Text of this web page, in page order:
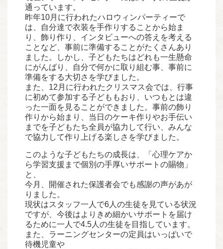
通っています。
昨年10月に行われたハロウィンパーティーで
は、自分達で衣装を手作りすることから始ま
り、飾り作り、インタビューへの答えを考える
ことなど、事前に準備することがたくさんあり
ました。しかし、子どもたちはどれも一生懸命
にがんばり、自分で何かに取り組む事、事前に
準備をする大切さを学びました。
また、12月に行われたクリスマス会では、行事
に初めて参加する子どももおり、いつもとは違
った一面を見ることができました。事前の飾り
作りから始まり、当日のケーキ作りやお手伝い
までを子どもたち全員が協力して行い、みんな
で協力して作り上げる楽しさを学びました。
このような子どもたちの成長は、「心理ケアか
ら学習支援まで個別の手厚いサポートの賜物」
と、
今月、開催された保護者会でも感謝の声があが
りました。
現状はスタッフ一人で6人の生徒を見ている状況
ですが、今後はよりきめ細かいサポートを届け
るために一人で4.5人の生徒を目指しています。
また、ラーニングセンターの定員はいっぱいで
待機児童や